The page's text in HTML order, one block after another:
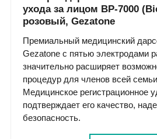
ухода за лицом BP-7000
розовый, Gezatone
Премиальный медицинский
Gezatone с пятью электродами
значительно расширяет
процедур для членов всей
Медицинское регистрационное
подтверждает его качество,
безопасность.